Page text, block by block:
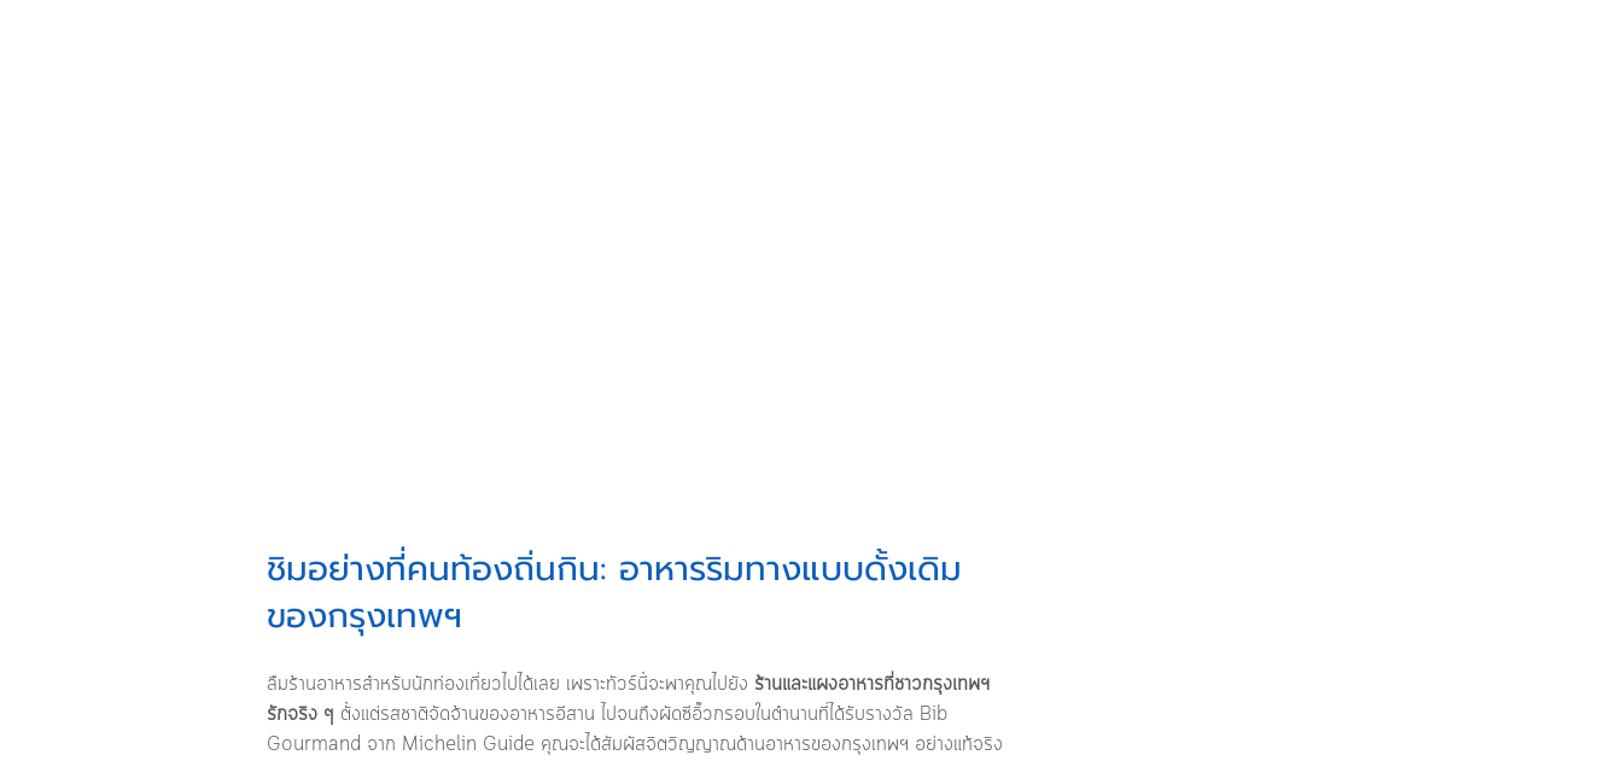
ชิมอย่างที่คนท้องถิ่นกิน: อาหารริมทางแบบดั้งเดิม
ของกรุงเทพฯ
ลืมร้านอาหารสำหรับนักท่องเที่ยวไปได้เลย เพราะทัวร์นี้จะพาคุณไปยัง ร้านและแผงอาหารที่ชาวกรุงเทพฯ
รักจริง ๆ ตั้งแต่รสชาติจัดจ้านของอาหารอีสาน ไปจนถึงผัดซีอิ๊วกรอบในตำนานที่ได้รับรางวัล Bib
Gourmand จาก Michelin Guide คุณจะได้สัมผัสจิตวิญญาณด้านอาหารของกรุงเทพฯ อย่างแท้จริง